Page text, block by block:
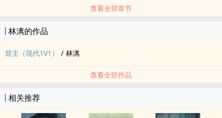
查看全部章节
林漓的作品
背主（现代1V1） / 林漓
查看全部作品
相关推荐